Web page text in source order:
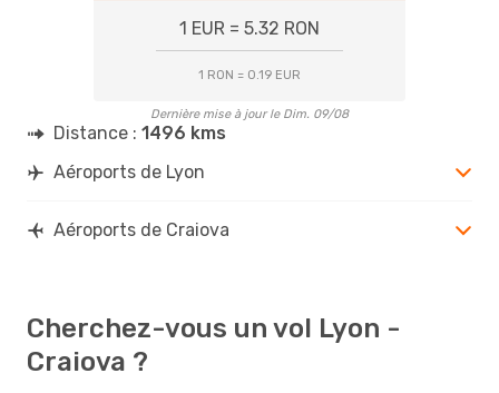
1 EUR = 5.32 RON
1 RON = 0.19 EUR
Dernière mise à jour le Dim. 09/08
Distance : 1496 kms
Aéroports de Lyon
Aéroports de Craiova
Cherchez-vous un vol Lyon -
Craiova ?